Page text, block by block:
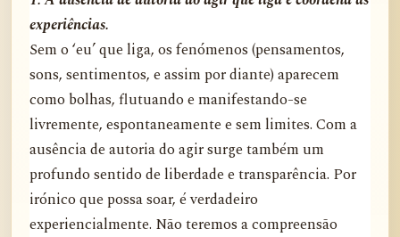
experiências.
Sem o ‘eu’ que liga, os fenómenos (pensamentos,
sons, sentimentos, e assim por diante) aparecem
como bolhas, flutuando e manifestando-se
livremente, espontaneamente e sem limites. Com a
ausência de autoria do agir surge também um
profundo sentido de liberdade e transparência. Por
irónico que possa soar, é verdadeiro
experiencialmente. Não teremos a compreensão